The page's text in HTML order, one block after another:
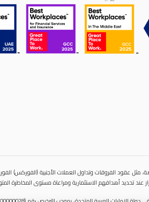
مثل عقود الفروقات وتداول العملات الأجنبية (الفوركس)
عند تحديد أهدافهم الاستثمارية ومراعاة مستوى المخاطرة